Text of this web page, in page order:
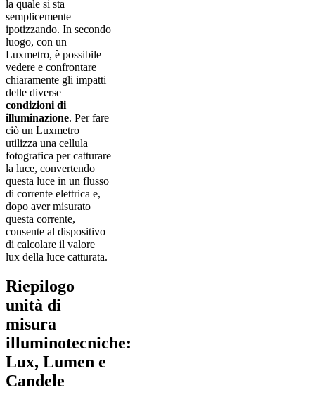
la quale si sta
semplicemente
ipotizzando. In secondo
luogo, con un
Luxmetro, è possibile
vedere e confrontare
chiaramente gli impatti
delle diverse
condizioni di
illuminazione. Per fare
ciò un Luxmetro
utilizza una cellula
fotografica per catturare
la luce, convertendo
questa luce in un flusso
di corrente elettrica e,
dopo aver misurato
questa corrente,
consente al dispositivo
di calcolare il valore
lux della luce catturata.
Riepilogo
unità di
misura
illuminotecniche:
Lux, Lumen e
Candele